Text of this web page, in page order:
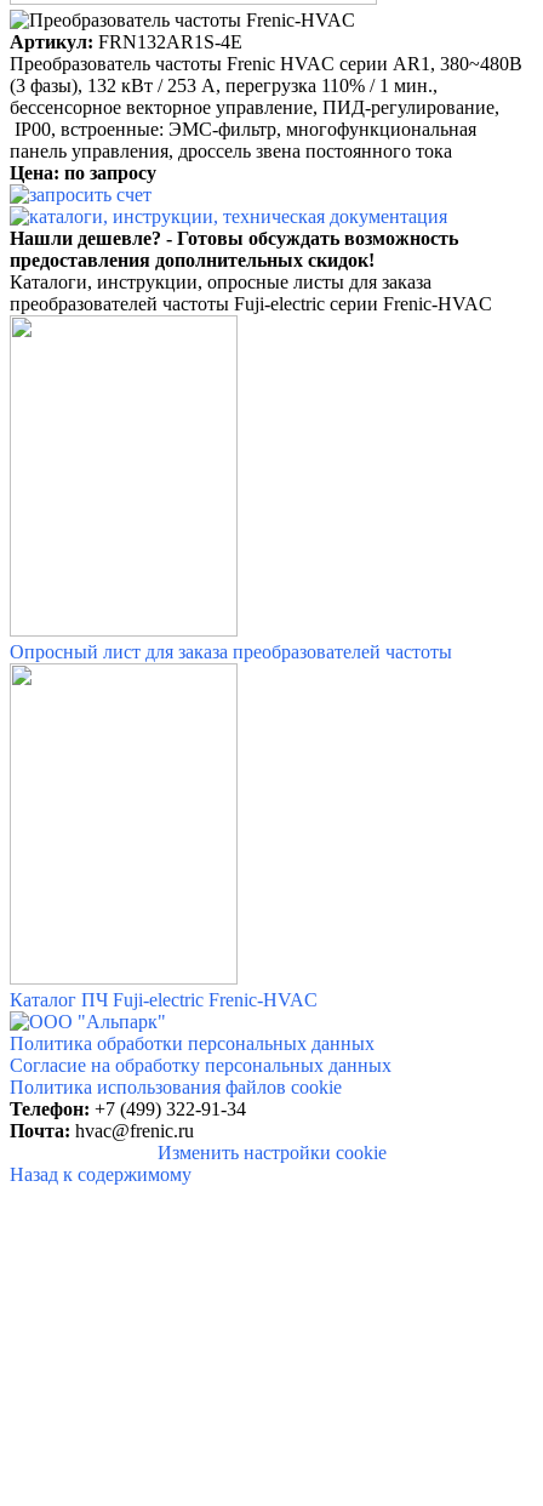
Артикул: FRN132AR1S-4E
Преобразователь частоты Frenic HVAC серии AR1, 380~480B
(3 фазы), 132 кВт / 253 A, перегрузка 110% / 1 мин.,
бессенсорное векторное управление, ПИД-регулирование,
IP00, встроенные: ЭМС-фильтр, многофункциональная
панель управления, дроссель звена постоянного тока
Цена: по запросу
Нашли дешевле? - Готовы обсуждать возможность
предоставления дополнительных скидок!
Каталоги, инструкции, опросные листы для заказа
преобразователей частоты Fuji-electric серии Frenic-HVAC
Опросный лист для заказа преобразователей частоты
Каталог ПЧ Fuji-electric Frenic-HVAC
Политика обработки персональных данных
Согласие на обработку персональных данных
Политика использования файлов cookie
Телефон: +7 (499) 322-91-34
Почта: hvac@frenic.ru
Изменить настройки cookie
Назад к содержимому